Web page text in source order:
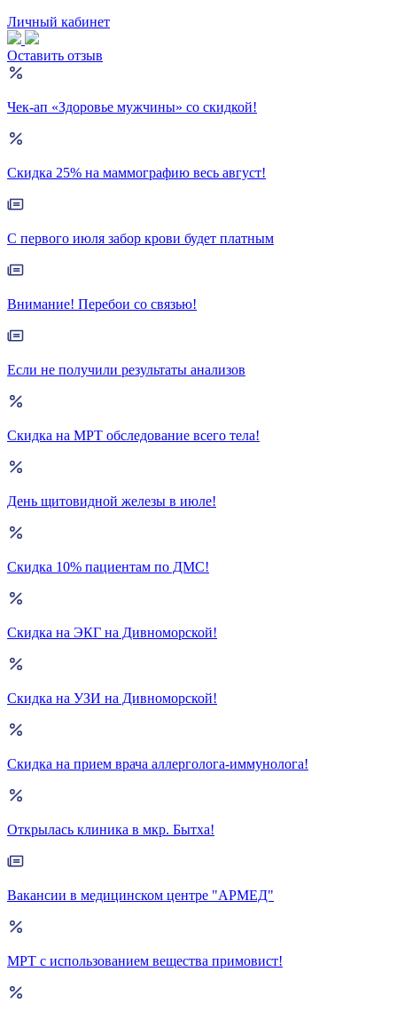
Личный кабинет
Оставить отзыв
Чек-ап «Здоровье мужчины» со скидкой!
Скидка 25% на маммографию весь август!
С первого июля забор крови будет платным
Внимание! Перебои со связью!
Если не получили результаты анализов
Скидка на МРТ обследование всего тела!
День щитовидной железы в июле!
Скидка 10% пациентам по ДМС!
Скидка на ЭКГ на Дивноморской!
Скидка на УЗИ на Дивноморской!
Скидка на прием врача аллерголога-иммунолога!
Открылась клиника в мкр. Бытха!
Вакансии в медицинском центре "АРМЕД"
МРТ с использованием вещества примовист!